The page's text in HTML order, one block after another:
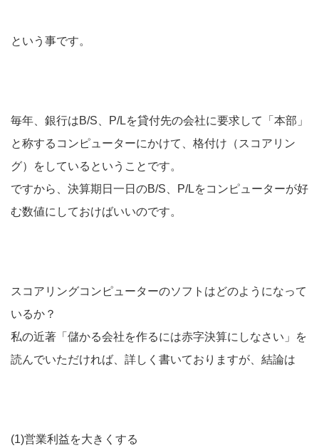
という事です。
毎年、銀行はB/S、P/Lを貸付先の会社に要求して「本部」
と称するコンピューターにかけて、格付け（スコアリン
グ）をしているということです。
ですから、決算期日一日のB/S、P/Lをコンピューターが好
む数値にしておけばいいのです。
スコアリングコンピューターのソフトはどのようになって
いるか？
私の近著「儲かる会社を作るには赤字決算にしなさい」を
読んでいただければ、詳しく書いておりますが、結論は
(1)営業利益を大きくする